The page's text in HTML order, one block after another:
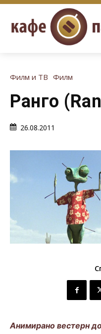
Филм и ТВ Филм
Ранго
26.08.2011
Анимирано вестерн